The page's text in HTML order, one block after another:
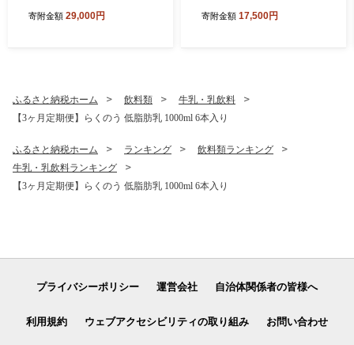
寄附金額 29,000円
11月下旬～2027年1月下旬順
寄附金額 17,500円
ふるさと納税ホーム 飲料類
牛乳・乳飲料
【3ヶ月定期便】らくのう 低脂肪乳 1000ml 6本入り
ふるさと納税ホーム ランキング
飲料類ランキング
牛乳・乳飲料ランキング
【3ヶ月定期便】らくのう 低脂肪乳 1000ml 6本入り
プライバシーポリシー 運営会社 自治体関係者の皆様へ
利用規約 ウェブアクセシビリティの取り組み お問い合わせ